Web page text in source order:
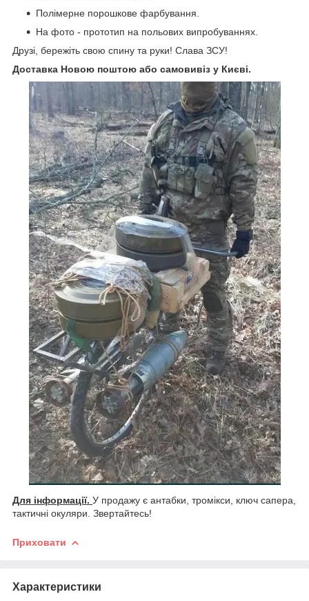
Полімерне порошкове фарбування.
На фото - прототип на польових випробуваннях.
Друзі, бережіть свою спину та руки! Слава ЗСУ!
Доставка Новою поштою або самовивіз у Києві.
Для інформації. У продажу є антабки, тромікси, ключ сапера,
тактичні окуляри. Звертайтесь!
Приховати
Характеристики